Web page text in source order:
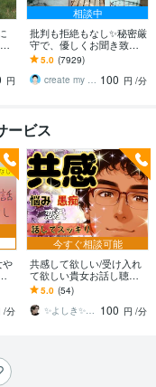
円
相談中
批判も拒絶もなし✨秘密厳
守で、優しくお聞き致し
ます ✨お試し１分から✨
違うかな？と思ったら途
中で切って構いません
5.0 (7929)
create my life 100 円 /分
ービス
や
/分
今すぐ相談可能
共感して欲しい/受け入れ
て欲しい貴女お話し聴き
ます ❤恋愛/不倫/性/秘密/
心のモヤモヤ全てを私が
受け止めます
5.0 (54)
✨よしき✨が心を優しく癒して笑顔にします 100 円 /分